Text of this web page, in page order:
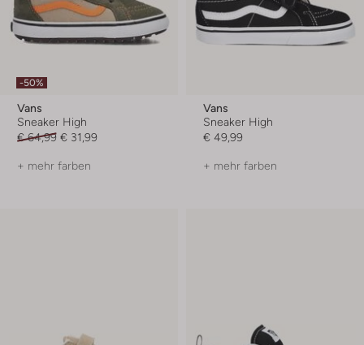
-50%
Vans
Sneaker High
€ 64,99 € 31,99
+ mehr farben
Vans
Sneaker High
€ 49,99
+ mehr farben